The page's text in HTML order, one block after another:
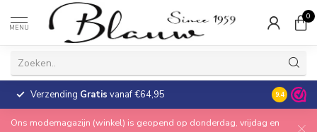
MENU
0
Verzending Gratis vanaf €64,95 30 dagen
9.4
Ons modemagazijn (winkel) is geopend op donderdag, vrijdag en